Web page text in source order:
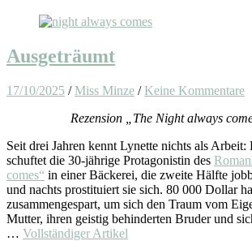
Ausgeträumt
17/10/2025 /Miss Minze /Keine Kommentare
Rezension „The Night always
Seit drei Jahren kennt Lynette nichts als Arbeit:
schuftet die 30-jährige Protagonistin des
comes“ in einer Bäckerei, die zweite Hälfte
und nachts prostituiert sie sich. 80 000 Dollar
zusammengespart, um sich den Traum vom
Mutter, ihren geistig behinderten Bruder und
… Vollständiger Artikel